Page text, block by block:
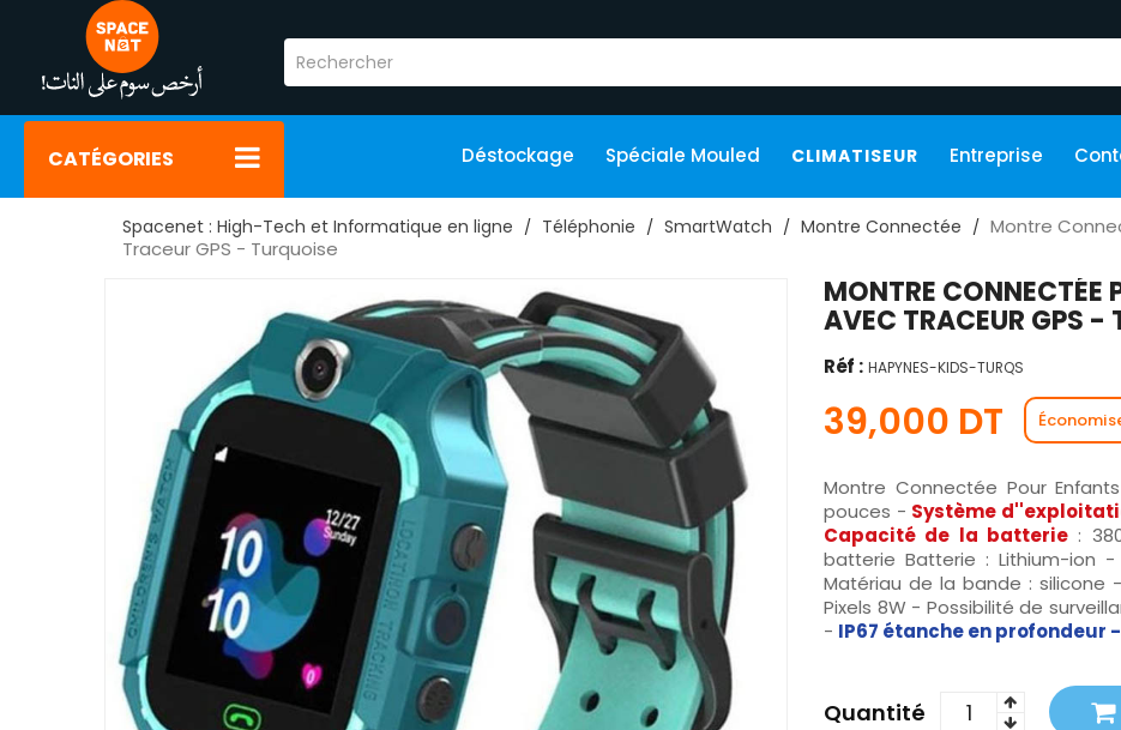
CATÉGORIES Déstockage Spéciale Mouled CLIMATISEUR Entreprise
Spacenet : High-Tech et Informatique en ligne Téléphonie SmartWatch Montre Connectée
Montre
Traceur GPS - Turquoise
MONTRE CONNECTÉE
AVEC TRACEUR GPS -
Réf : HAPYNES-KIDS-TURQS
39,000 DT
Montre Connectée Pour
pouces - Système
Capacité de la batterie :
batterie Batterie : Lithium-ion -
Matériau de la bande :
Pixels 8W - Possibilité de
- IP67 étanche en profondeur -
Quantité